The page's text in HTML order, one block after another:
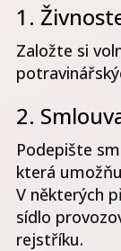
1.
Založte si
2.
Podepište
která
V některých
sídlo
rejstříku.